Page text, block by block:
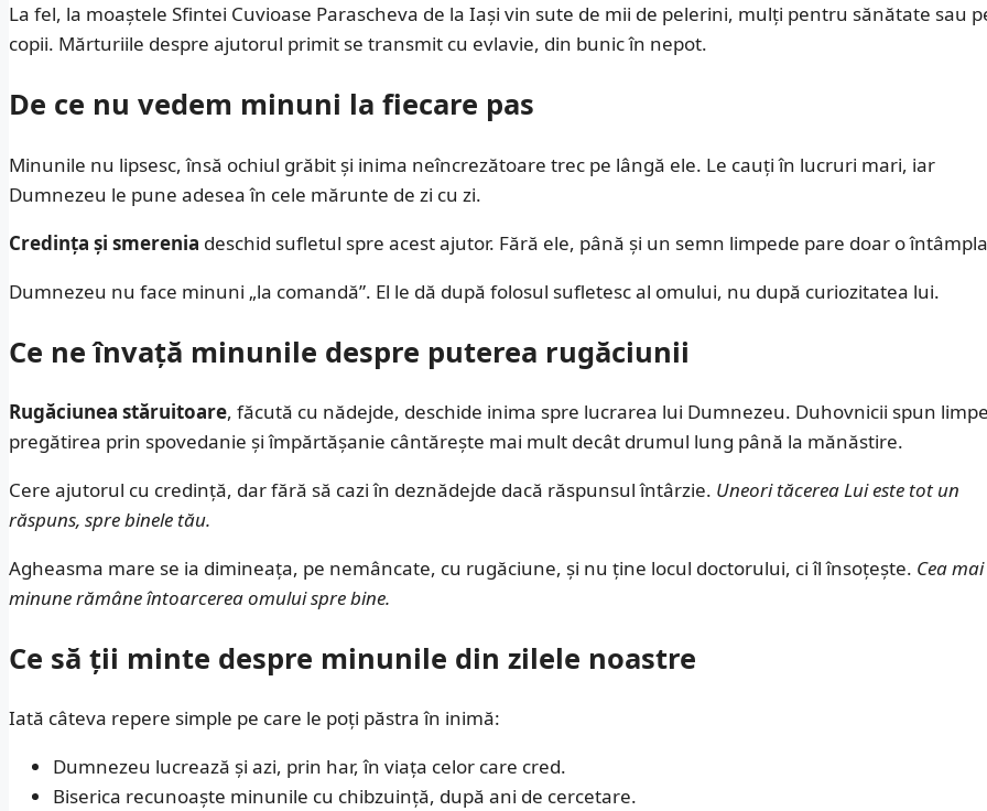
La fel, la moaștele Sfintei Cuvioase Parascheva de la Iași vin sute de mii de pelerini, mulți pentru sănătate sau
copii. Mărturiile despre ajutorul primit se transmit cu evlavie, din bunic în nepot.
De ce nu vedem minuni la fiecare pas
Minunile nu lipsesc, însă ochiul grăbit și inima neîncrezătoare trec pe lângă ele. Le cauți în lucruri mari, iar
Dumnezeu le pune adesea în cele mărunte de zi cu zi.
Credința și smerenia deschid sufletul spre acest ajutor. Fără ele, până și un semn limpede pare doar o
Dumnezeu nu face minuni „la comandă”. El le dă după folosul sufletesc al omului, nu după curiozitatea lui.
Ce ne învață minunile despre puterea rugăciunii
Rugăciunea stăruitoare, făcută cu nădejde, deschide inima spre lucrarea lui Dumnezeu. Duhovnicii spun
pregătirea prin spovedanie și împărtășanie cântărește mai mult decât drumul lung până la mănăstire.
Cere ajutorul cu credință, dar fără să cazi în deznădejde dacă răspunsul întârzie. Uneori tăcerea Lui este tot un
răspuns, spre binele tău.
Agheasma mare se ia dimineața, pe nemâncate, cu rugăciune, și nu ține locul doctorului, ci îl însoțește. Cea
minune rămâne întoarcerea omului spre bine.
Ce să ții minte despre minunile din zilele noastre
Iată câteva repere simple pe care le poți păstra în inimă:
Dumnezeu lucrează și azi, prin har, în viața celor care cred.
Biserica recunoaște minunile cu chibzuință, după ani de cercetare.